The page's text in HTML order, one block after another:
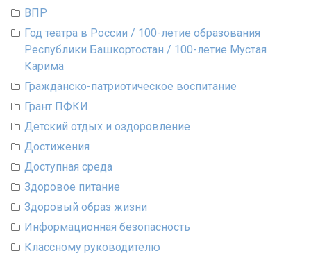
ВПР
Год театра в России / 100-летие образования
Республики Башкортостан / 100-летие Мустая
Карима
Гражданско-патриотическое воспитание
Грант ПФКИ
Детский отдых и оздоровление
Достижения
Доступная среда
Здоровое питание
Здоровый образ жизни
Информационная безопасность
Классному руководителю